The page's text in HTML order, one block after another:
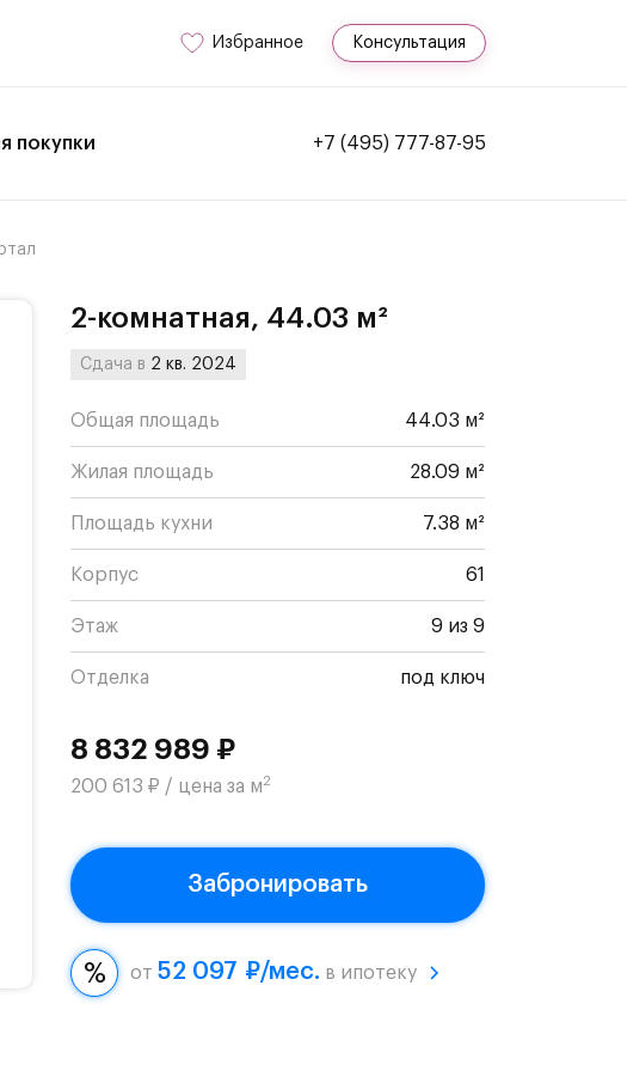
Избранное Консультация
покупки +7 (495) 777-87-95
2-комнатная, 44.03 м²
Сдача в 2 кв. 2024
Общая площадь 44.03 м²
Жилая площадь 28.09 м²
Площадь кухни 7.38 м²
Корпус 61
Этаж 9 из 9
Отделка под ключ
8 832 989 ₽
200 613 ₽ / цена за м2
Забронировать
от 52 097 ₽/мес. в ипотеку